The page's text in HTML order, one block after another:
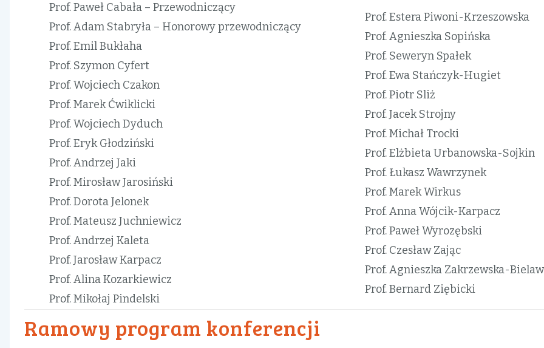
Prof. Paweł Cabała – Przewodniczący
Prof. Adam Stabryła – Honorowy przewodniczący
Prof. Emil Bukłaha
Prof. Szymon Cyfert
Prof. Wojciech Czakon
Prof. Marek Ćwiklicki
Prof. Wojciech Dyduch
Prof. Eryk Głodziński
Prof. Andrzej Jaki
Prof. Mirosław Jarosiński
Prof. Dorota Jelonek
Prof. Mateusz Juchniewicz
Prof. Andrzej Kaleta
Prof. Jarosław Karpacz
Prof. Alina Kozarkiewicz
Prof. Mikołaj Pindelski
Prof. Estera Piwoni-Krzeszowska
Prof. Agnieszka Sopińska
Prof. Seweryn Spałek
Prof. Ewa Stańczyk-Hugiet
Prof. Piotr Sliż
Prof. Jacek Strojny
Prof. Michał Trocki
Prof. Elżbieta Urbanowska-Sojkin
Prof. Łukasz Wawrzynek
Prof. Marek Wirkus
Prof. Anna Wójcik-Karpacz
Prof. Paweł Wyrozębski
Prof. Czesław Zając
Prof. Agnieszka Zakrzewska-
Prof. Bernard Ziębicki
Ramowy program konferencji